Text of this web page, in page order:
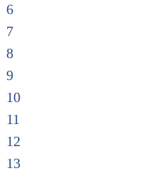
6
7
8
9
10
11
12
13